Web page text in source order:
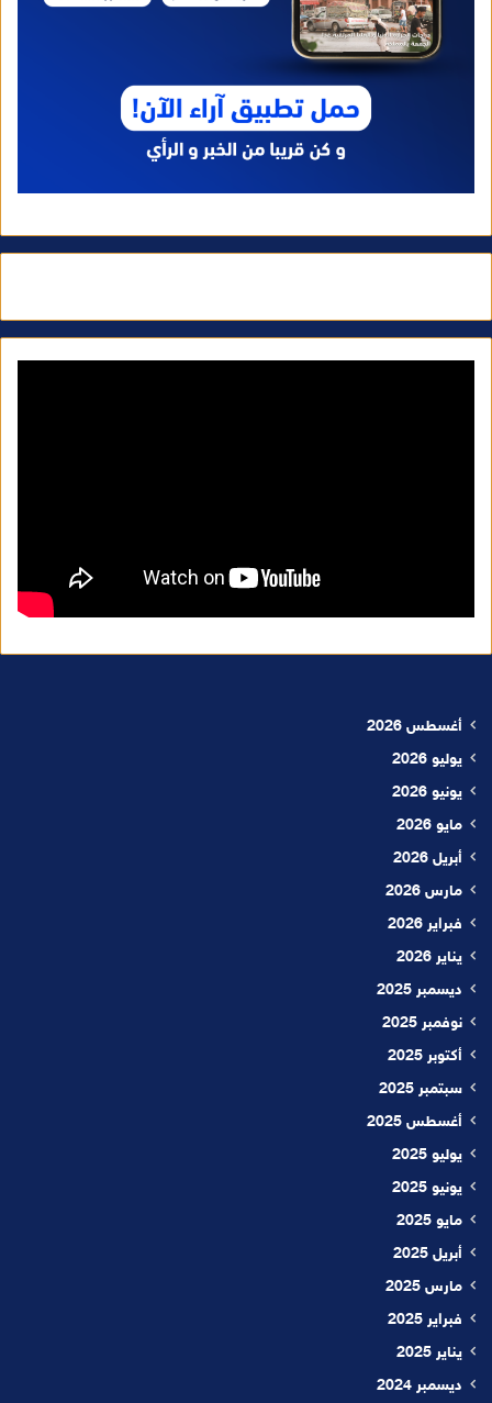
أغسطس 2026
يوليو 2026
يونيو 2026
مايو 2026
أبريل 2026
مارس 2026
فبراير 2026
يناير 2026
ديسمبر 2025
نوفمبر 2025
أكتوبر 2025
سبتمبر 2025
أغسطس 2025
يوليو 2025
يونيو 2025
مايو 2025
أبريل 2025
مارس 2025
فبراير 2025
يناير 2025
ديسمبر 2024